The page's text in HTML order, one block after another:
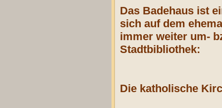
Das Badehaus ist
sich auf dem
immer weiter um-
Stadtbibliothek:
Die katholische